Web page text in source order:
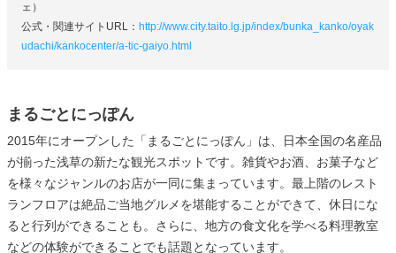
ェ）
公式・関連サイトURL： http://www.city.taito.lg.jp/index/bunka_kanko/oyak
udachi/kankocenter/a-tic-gaiyo.html
まるごとにっぽん
2015年にオープンした「まるごとにっぽん」は、日本全国の名産品
が揃った浅草の新たな観光スポットです。雑貨やお酒、お菓子など
を様々なジャンルのお店が一同に集まっています。最上階のレスト
ランフロアは絶品ご当地グルメを堪能することができて、休日にな
ると行列ができることも。さらに、地方の食文化を学べる料理教室
などの体験ができることでも話題となっています。